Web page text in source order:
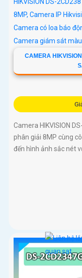
CAMERA
Camera HIKVISION
phân giải 8MP cùng
đến hình ảnh sắc nét